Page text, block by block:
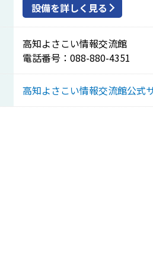
設備を詳しく見る
高知よさこい情報交流館
電話番号：088-880-4351
高知よさこい情報交流館公式